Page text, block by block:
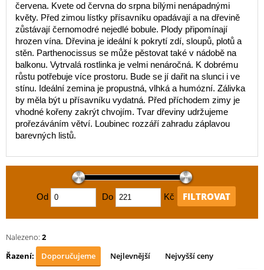
červena. Kvete od června do srpna bílými nenápadnými
květy. Před zimou lístky přísavníku opadávají a na dřevině
zůstávají černomodré nejedlé bobule. Plody připomínají
hrozen vína. Dřevina je ideální k pokrytí zdí, sloupů, plotů a
stěn. Parthenocissus se může pěstovat také v nádobě na
balkonu. Vytrvalá rostlinka je velmi nenáročná. K dobrému
růstu potřebuje více prostoru. Bude se jí dařit na slunci i ve
stínu. Ideální zemina je propustná, vlhká a humózní. Zálivka
by měla být u přísavníku vydatná. Před příchodem zimy je
vhodné kořeny zakrýt chvojím. Tvar dřeviny udržujeme
prořezáváním větví. Loubinec rozzáří zahradu záplavou
barevných listů.
Od Do Kč FILTROVAT
Nalezeno: 2
Řazení:
Doporučujeme Nejlevnější
Nejvyšší ceny